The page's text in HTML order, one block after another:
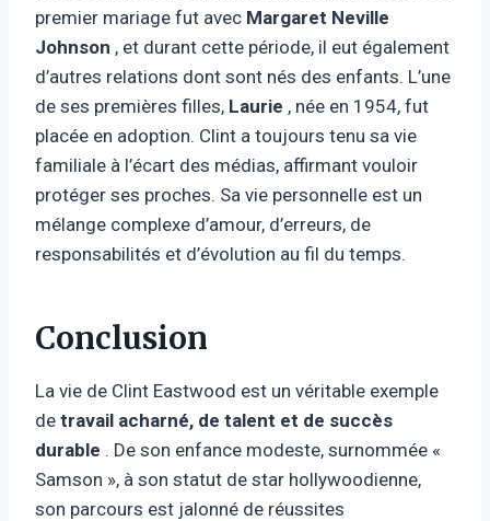
premier mariage fut avec Margaret Neville
Johnson , et durant cette période, il eut également
d’autres relations dont sont nés des enfants. L’une
de ses premières filles, Laurie , née en 1954, fut
placée en adoption. Clint a toujours tenu sa vie
familiale à l’écart des médias, affirmant vouloir
protéger ses proches. Sa vie personnelle est un
mélange complexe d’amour, d’erreurs, de
responsabilités et d’évolution au fil du temps.
Conclusion
La vie de Clint Eastwood est un véritable exemple
de travail acharné, de talent et de succès
durable . De son enfance modeste, surnommée «
Samson », à son statut de star hollywoodienne,
son parcours est jalonné de réussites